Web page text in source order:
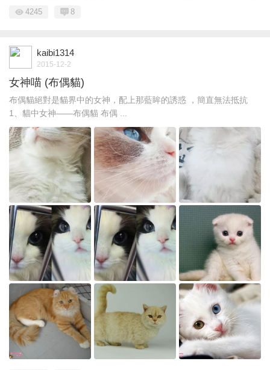
4245 8
kaibi1314
2015-12-2
女神喵 (布偶貓)
布偶貓絕對是貓界中的女神，配上那藍眸的誘惑 ，簡直無法抵抗
1、貓中女神——布偶貓 布偶 ...